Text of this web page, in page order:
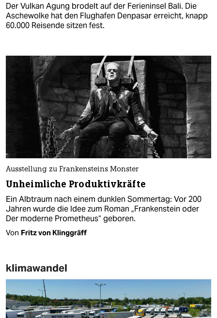
Der Vulkan Agung brodelt auf der Ferieninsel Bali. Die
Aschewolke hat den Flughafen Denpasar erreicht, knapp
60.000 Reisende sitzen fest.
Ausstellung zu Frankensteins Monster
Unheimliche Produktivkräfte
Ein Albtraum nach einem dunklen Sommertag: Vor 200
Jahren wurde die Idee zum Roman „Frankenstein oder
Der moderne Prometheus“ geboren.
Von Fritz von Klinggräff
klimawandel